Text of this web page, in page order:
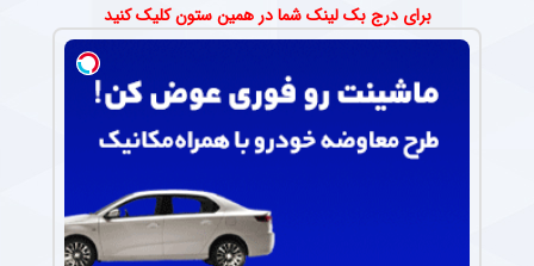
برای درج بک لینک شما در همین ستون کلیک کنید